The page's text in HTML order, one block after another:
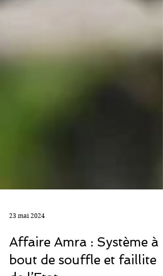
Affaire Amra : Système à